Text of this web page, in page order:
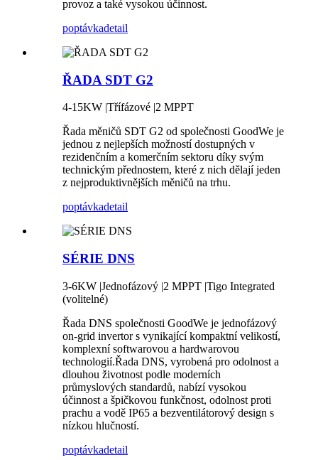
provoz a také vysokou účinnost.
poptávkadetail
ŘADA SDT G2
4-15KW |Třífázové |2 MPPT
Řada měničů SDT G2 od společnosti GoodWe je
jednou z nejlepších možností dostupných v
rezidenčním a komerčním sektoru díky svým
technickým přednostem, které z nich dělají jeden
z nejproduktivnějších měničů na trhu.
poptávkadetail
SÉRIE DNS
3-6KW |Jednofázový |2 MPPT |Tigo Integrated
(volitelné)
Řada DNS společnosti GoodWe je jednofázový
on-grid invertor s vynikající kompaktní velikostí,
komplexní softwarovou a hardwarovou
technologií.Řada DNS, vyrobená pro odolnost a
dlouhou životnost podle moderních
průmyslových standardů, nabízí vysokou
účinnost a špičkovou funkčnost, odolnost proti
prachu a vodě IP65 a bezventilátorový design s
nízkou hlučností.
poptávkadetail